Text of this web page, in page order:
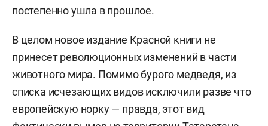
постепенно ушла в прошлое.
В целом новое издание Красной книги не
принесет революционных изменений в части
животного мира. Помимо бурого медведя, из
списка исчезающих видов исключили разве что
европейскую норку — правда, этот вид